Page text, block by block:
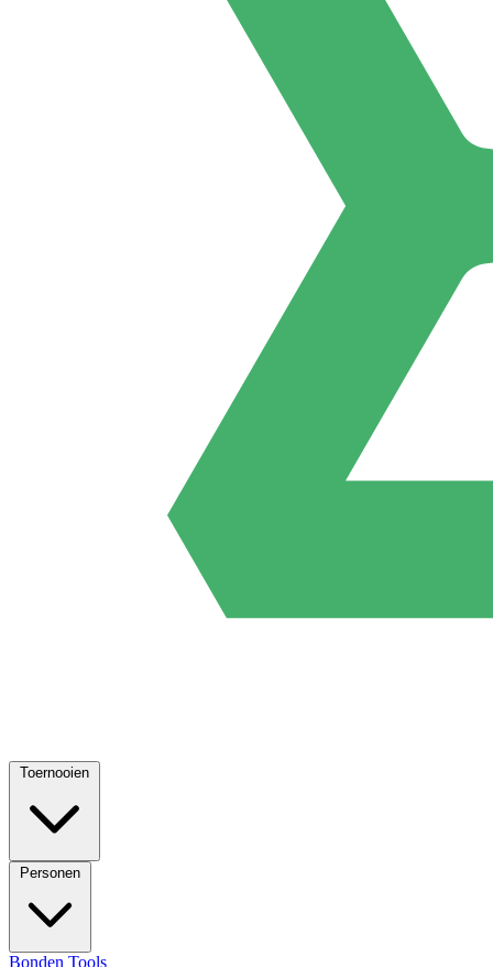
Toernooien
Personen
Bonden Tools